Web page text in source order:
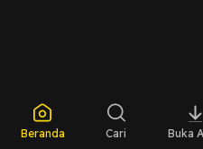
Beranda Cari Buka